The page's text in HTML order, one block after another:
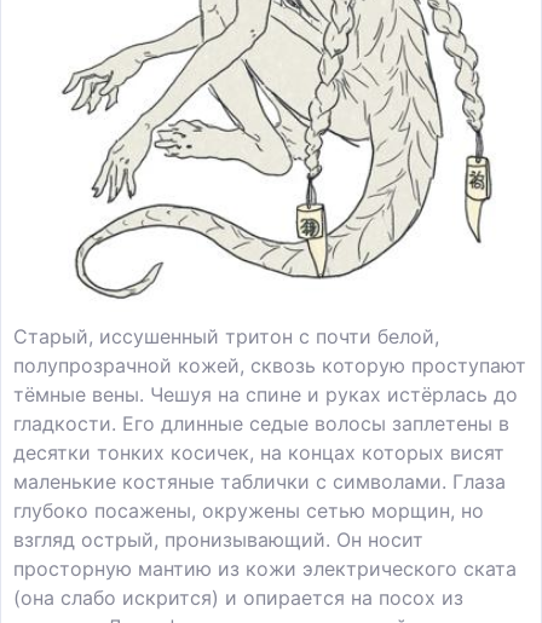
Старый, иссушенный тритон с почти белой,
полупрозрачной кожей, сквозь которую проступают
тёмные вены. Чешуя на спине и руках истёрлась до
гладкости. Его длинные седые волосы заплетены в
десятки тонких косичек, на концах которых висят
маленькие костяные таблички с символами. Глаза
глубоко посажены, окружены сетью морщин, но
взгляд острый, пронизывающий. Он носит
просторную мантию из кожи электрического ската
(она слабо искрится) и опирается на посох из